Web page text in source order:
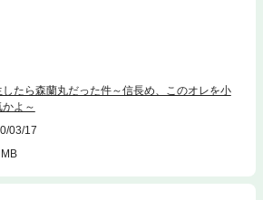
したら森蘭丸だった件～信長め、このオレを小
よ～
03/17